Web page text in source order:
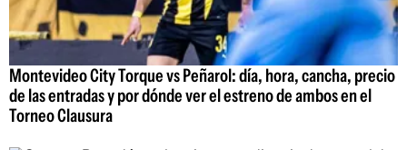
Montevideo City Torque vs Peñarol: día, hora, cancha, precio
de las entradas y por dónde ver el estreno de ambos en el
Torneo Clausura